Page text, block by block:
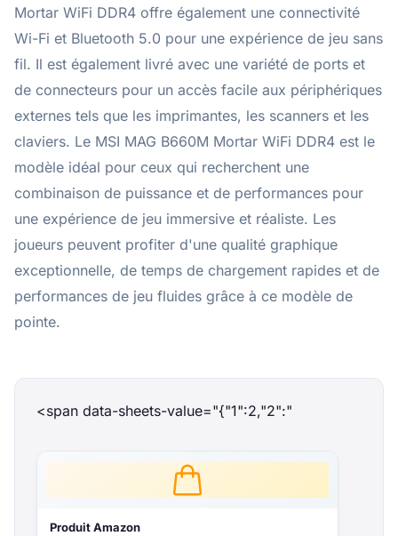
Mortar WiFi DDR4 offre également une connectivité
Wi-Fi et Bluetooth 5.0 pour une expérience de jeu sans
fil. Il est également livré avec une variété de ports et
de connecteurs pour un accès facile aux périphériques
externes tels que les imprimantes, les scanners et les
claviers. Le MSI MAG B660M Mortar WiFi DDR4 est le
modèle idéal pour ceux qui recherchent une
combinaison de puissance et de performances pour
une expérience de jeu immersive et réaliste. Les
joueurs peuvent profiter d'une qualité graphique
exceptionnelle, de temps de chargement rapides et de
performances de jeu fluides grâce à ce modèle de
pointe.
<span data-sheets-value="{"1":2,"2":"
Produit Amazon